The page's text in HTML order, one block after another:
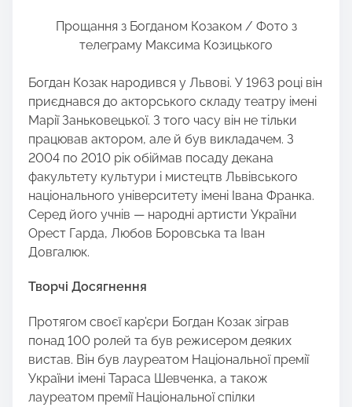
Прощання з Богданом Козаком / Фото з
телеграму Максима Козицького
Богдан Козак народився у Львові. У 1963 році він
приєднався до акторського складу театру імені
Марії Заньковецької. З того часу він не тільки
працював актором, але й був викладачем. З
2004 по 2010 рік обіймав посаду декана
факультету культури і мистецтв Львівського
національного університету імені Івана Франка.
Серед його учнів — народні артисти України
Орест Гарда, Любов Боровська та Іван
Довгалюк.
Творчі Досягнення
Протягом своєї кар’єри Богдан Козак зіграв
понад 100 ролей та був режисером деяких
вистав. Він був лауреатом Національної премії
України імені Тараса Шевченка, а також
лауреатом премії Національної спілки